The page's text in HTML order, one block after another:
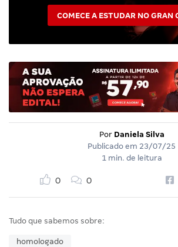
COMECE A ESTUDAR NO GRAN
Por Daniela Silva
Publicado em 23/07/25
1 min. de leitura
0 0
Tudo que sabemos sobre:
homologado